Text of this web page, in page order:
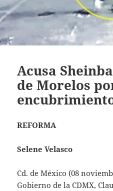
Acusa
de Morelos
REFORMA
Selene Velasco
Cd. de México (08
Gobierno de la CDMX,